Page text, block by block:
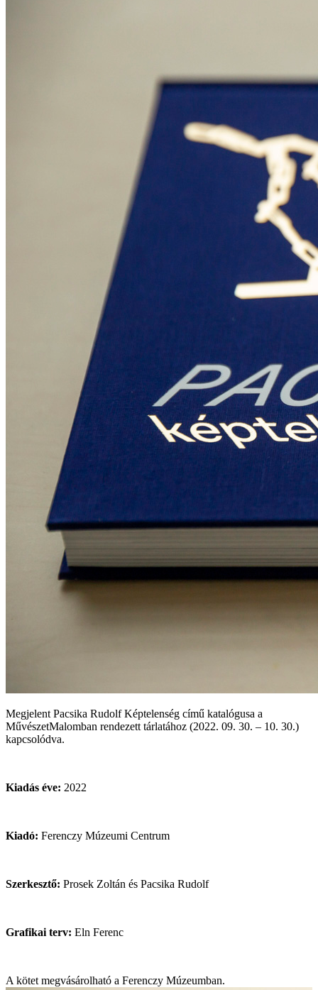
Megjelent Pacsika Rudolf Képtelenség című katalógusa a
MűvészetMalomban rendezett tárlatához (2022. 09. 30. – 10. 30.)
kapcsolódva.
Kiadás éve: 2022
Kiadó: Ferenczy Múzeumi Centrum
Szerkesztő: Prosek Zoltán és Pacsika Rudolf
Grafikai terv: Eln Ferenc
A kötet megvásárolható a Ferenczy Múzeumban.